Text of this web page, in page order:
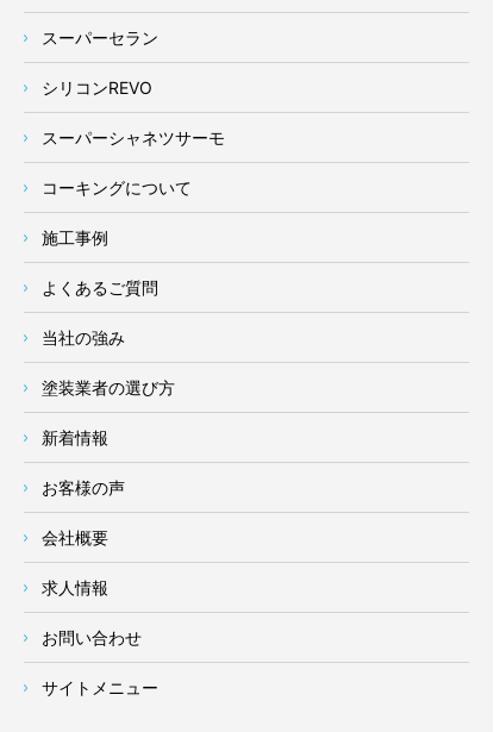
スーパーセラン
シリコンREVO
スーパーシャネツサーモ
コーキングについて
施工事例
よくあるご質問
当社の強み
塗装業者の選び方
新着情報
お客様の声
会社概要
求人情報
お問い合わせ
サイトメニュー